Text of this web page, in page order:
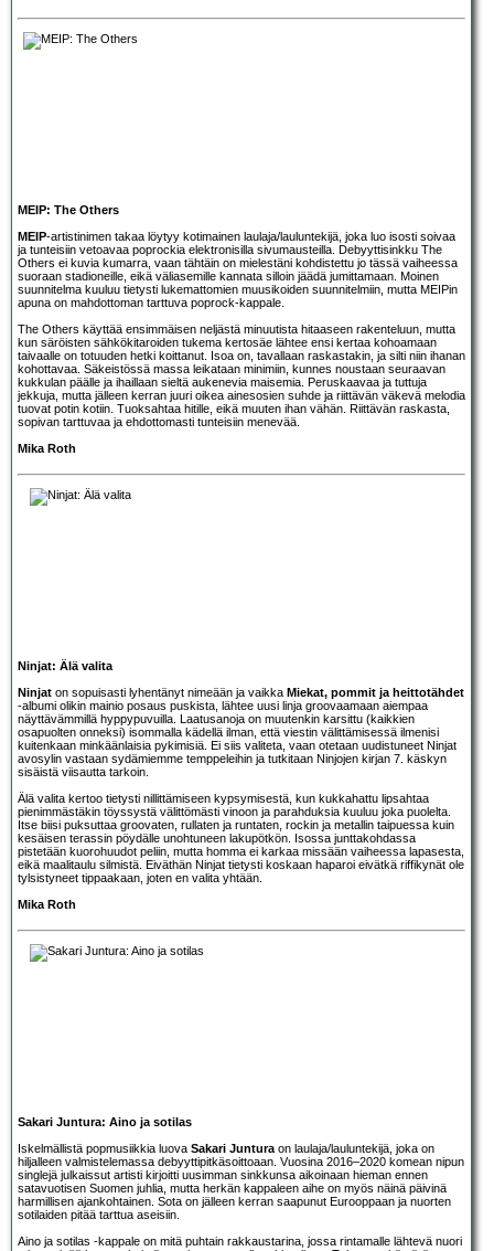
MEIP: The Others
MEIP-artistinimen takaa löytyy kotimainen laulaja/lauluntekijä, joka luo isosti soivaa
ja tunteisiin vetoavaa poprockia elektronisilla sivumausteilla. Debyyttisinkku The
Others ei kuvia kumarra, vaan tähtäin on mielestäni kohdistettu jo tässä vaiheessa
suoraan stadioneille, eikä väliasemille kannata silloin jäädä jumittamaan. Moinen
suunnitelma kuuluu tietysti lukemattomien muusikoiden suunnitelmiin, mutta MEIPin
apuna on mahdottoman tarttuva poprock-kappale.
The Others käyttää ensimmäisen neljästä minuutista hitaaseen rakenteluun, mutta
kun säröisten sähkökitaroiden tukema kertosäe lähtee ensi kertaa kohoamaan
taivaalle on totuuden hetki koittanut. Isoa on, tavallaan raskastakin, ja silti niin ihanan
kohottavaa. Säkeistössä massa leikataan minimiin, kunnes noustaan seuraavan
kukkulan päälle ja ihaillaan sieltä aukenevia maisemia. Peruskaavaa ja tuttuja
jekkuja, mutta jälleen kerran juuri oikea ainesosien suhde ja riittävän väkevä melodia
tuovat potin kotiin. Tuoksahtaa hitille, eikä muuten ihan vähän. Riittävän raskasta,
sopivan tarttuvaa ja ehdottomasti tunteisiin menevää.
Mika Roth
Ninjat: Älä valita
Ninjat on sopuisasti lyhentänyt nimeään ja vaikka Miekat, pommit ja heittotähdet
-albumi olikin mainio posaus puskista, lähtee uusi linja groovaamaan aiempaa
näyttävämmillä hyppypuvuilla. Laatusanoja on muutenkin karsittu (kaikkien
osapuolten onneksi) isommalla kädellä ilman, että viestin välittämisessä ilmenisi
kuitenkaan minkäänlaisia pykimisiä. Ei siis valiteta, vaan otetaan uudistuneet Ninjat
avosylin vastaan sydämiemme temppeleihin ja tutkitaan Ninjojen kirjan 7. käskyn
sisäistä viisautta tarkoin.
Älä valita kertoo tietysti nillittämiseen kypsymisestä, kun kukkahattu lipsahtaa
pienimmästäkin töyssystä välittömästi vinoon ja parahduksia kuuluu joka puolelta.
Itse biisi puksuttaa groovaten, rullaten ja runtaten, rockin ja metallin taipuessa kuin
kesäisen terassin pöydälle unohtuneen lakupötkön. Isossa junttakohdassa
pistetään kuorohuudot peliin, mutta homma ei karkaa missään vaiheessa lapasesta,
eikä maalitaulu silmistä. Eiväthän Ninjat tietysti koskaan haparoi eivätkä riffikynät ole
tylsistyneet tippaakaan, joten en valita yhtään.
Mika Roth
Sakari Juntura: Aino ja sotilas
Iskelmällistä popmusiikkia luova Sakari Juntura on laulaja/lauluntekijä, joka on
hiljalleen valmistelemassa debyyttipitkäsoittoaan. Vuosina 2016–2020 komean nipun
singlejä julkaissut artisti kirjoitti uusimman sinkkunsa aikoinaan hieman ennen
satavuotisen Suomen juhlia, mutta herkän kappaleen aihe on myös näinä päivinä
harmillisen ajankohtainen. Sota on jälleen kerran saapunut Eurooppaan ja nuorten
sotilaiden pitää tarttua aseisiin.
Aino ja sotilas -kappale on mitä puhtain rakkaustarina, jossa rintamalle lähtevä nuori